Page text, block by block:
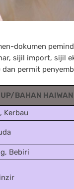
dokumen
sijil import, sijil
permit
BAHAN HAIWAN
Kerbau
Bebiri